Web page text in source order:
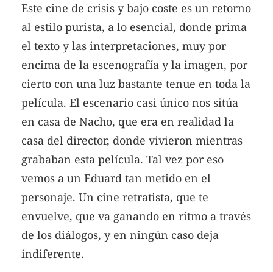
Este cine de crisis y bajo coste es un retorno
al estilo purista, a lo esencial, donde prima
el texto y las interpretaciones, muy por
encima de la escenografía y la imagen, por
cierto con una luz bastante tenue en toda la
película. El escenario casi único nos sitúa
en casa de Nacho, que era en realidad la
casa del director, donde vivieron mientras
grababan esta película. Tal vez por eso
vemos a un Eduard tan metido en el
personaje. Un cine retratista, que te
envuelve, que va ganando en ritmo a través
de los diálogos, y en ningún caso deja
indiferente.